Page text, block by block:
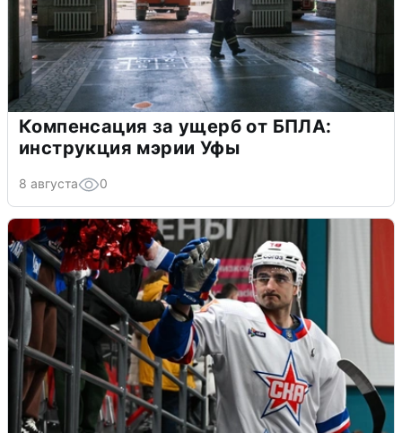
Компенсация за ущерб от БПЛА:
инструкция мэрии Уфы
8 августа 0